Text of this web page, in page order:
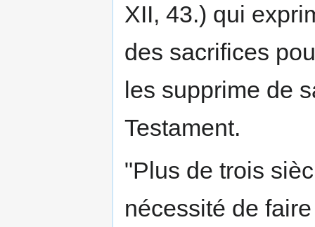
XII, 43.) qui
des sacrifices
les supprime de
Testament.
"Plus de trois
nécessité de